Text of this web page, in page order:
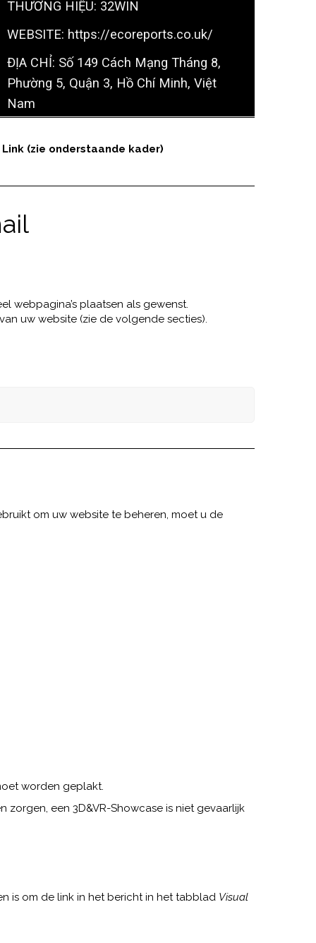
(zie onderstaande kader)
webpagina’s plaatsen als gewenst.
uw website (zie de volgende secties).
om uw website te beheren, moet u de
worden geplakt.
zorgen, een 3D&VR-Showcase is niet gevaarlijk
is om de link in het bericht in het tabblad Visual